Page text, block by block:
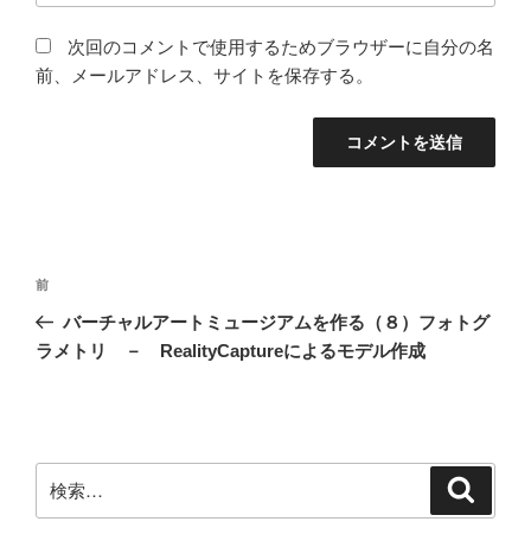
次回のコメントで使用するためブラウザーに自分の名
前、メールアドレス、サイトを保存する。
投
ナ
シ
ョ
前
の
投
前
バーチャルアートミュージアムを作る（８）フォトグ
ラメトリ － RealityCaptureによるモデル作成
索: